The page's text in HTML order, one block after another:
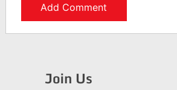
Join Us